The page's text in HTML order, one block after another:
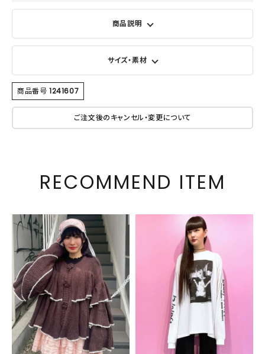
商品説明
サイズ・素材
商品番号 1241607
ご注文後のキャンセル・変更について
RECOMMEND ITEM